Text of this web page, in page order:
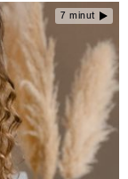
7 minut